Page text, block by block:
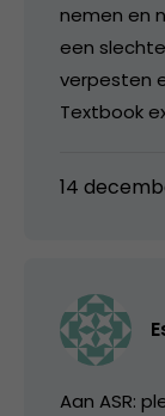
nemen en
een
verpesten
Textbook
14
Aan ASR: